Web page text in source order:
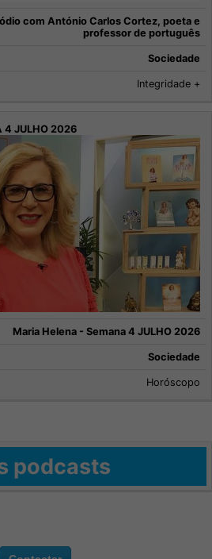
com António Carlos Cortez, poeta e
professor de português
Sociedade
Integridade +
Maria Helena - Semana 4 JULHO 2026
Sociedade
Horóscopo
podcasts